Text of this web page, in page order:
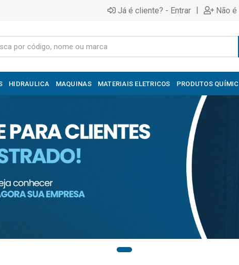
Já é cliente? - Entrar | Não
HIDRAULICA MAQUINAS MATERIAIS ELETRICOS PRODUTOS